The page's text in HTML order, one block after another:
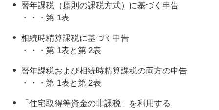
暦年課税（原則の課税方式）に基づく申告
・・・第 1表
相続時精算課税に基づく申告
・・・第 1表と第 2表
暦年課税および相続時精算課税の両方の申告
・・・第 1表と第 2表
「住宅取得等資金の非課税」を利用する